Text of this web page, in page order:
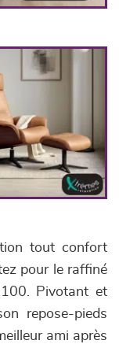
tout confort
pour le raffiné
Pivotant et
repose-pieds
ami après